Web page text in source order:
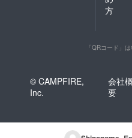
方
「QRコード」
© CAMPFIRE,
Inc.
会社
要